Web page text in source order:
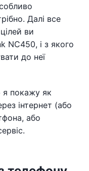
Далі все
ви
NC450, і з якого
до неї
я покажу як
інтернет (або
або